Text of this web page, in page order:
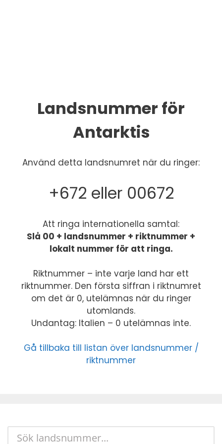
Landsnummer för
Antarktis
Använd detta landsnumret när du ringer:
+672 eller 00672
Att ringa internationella samtal:
Slå 00 + landsnummer + riktnummer +
lokalt nummer för att ringa.
Riktnummer – inte varje land har ett
riktnummer. Den första siffran i riktnumret
om det är 0, utelämnas när du ringer
utomlands.
Undantag: Italien – 0 utelämnas inte.
Gå tillbaka till listan över landsnummer /
riktnummer